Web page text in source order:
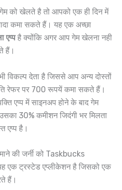
को खेलते है तो आपको एक ही दिन में
कमा सकते हैं। यह एक अच्छा
एप्पहै क्योंकि अगर आप गेम खेलना नही
हैं।
विकल्प देता है जिससे आप अन्य दोस्तों
रेफर पर 700 रूपयें कमा सकते हैं।
एप्प में साइनअप होने के बाद गेम
30% कमीशन जिदंगी भर मिलता
एप्प है।
की जर्नी को Taskbucks
एक ट्रस्टेड एप्लीकेशन है जिसको एक
हैं।